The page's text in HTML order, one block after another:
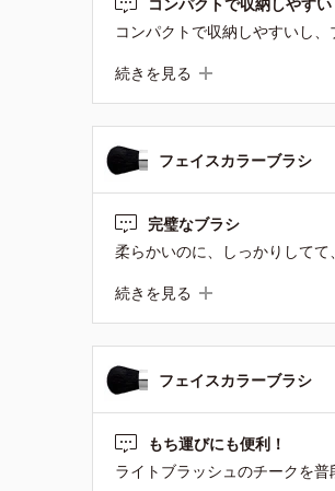
続きを見る
フェイスカラーブラシ
完璧なブラシ
続きを見る
フェイスカラーブラシ
もち運びにも便利！